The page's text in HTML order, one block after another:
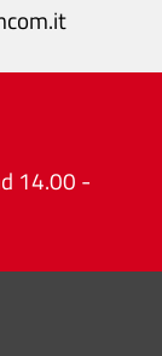
14.00 -